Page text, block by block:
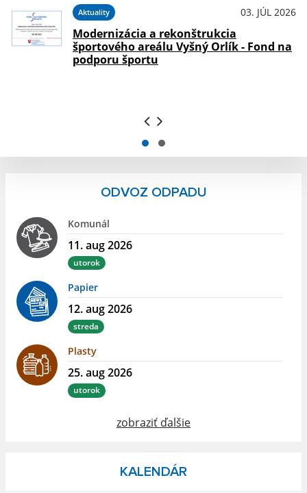
Aktuality 03. JÚL 2026
Modernizácia a rekonštrukcia
športového areálu Vyšný Orlík - Fond na
podporu športu
ODVOZ ODPADU
Komunál
11. aug 2026
utorok
Papier
12. aug 2026
streda
Plasty
25. aug 2026
utorok
zobraziť ďalšie
KALENDÁR